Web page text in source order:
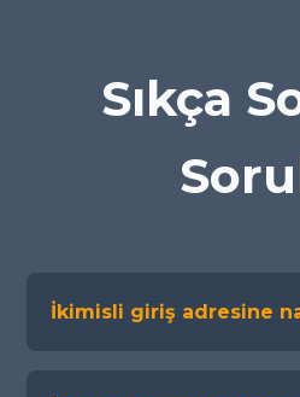
Sıkça
İkimisli giriş adresine